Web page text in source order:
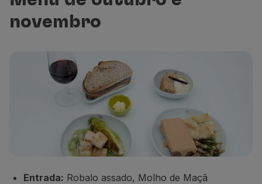
novembro
Entrada: Robalo assado, Molho de Maçã